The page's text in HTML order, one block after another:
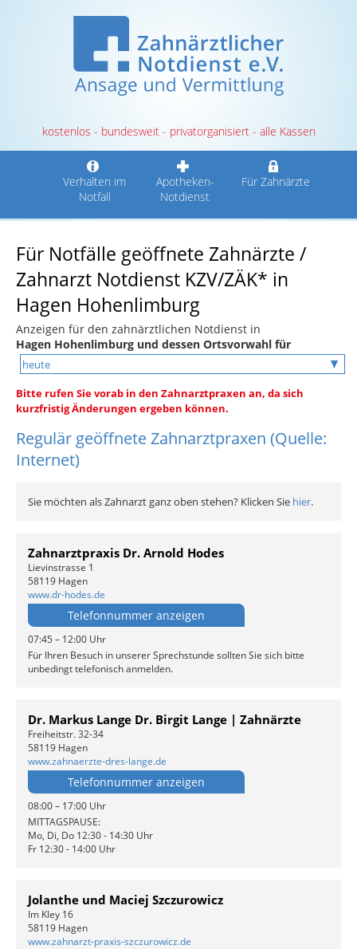
kostenlos - bundesweit - privatorganisiert - alle Kassen
Verhalten im
Notfall
Apotheken-
Notdienst
Für Zahnärzte
Für Notfälle geöffnete Zahnärzte /
Zahnarzt Notdienst KZV/ZÄK* in
Hagen Hohenlimburg
Anzeigen für den zahnärztlichen Notdienst in
Hagen Hohenlimburg und dessen Ortsvorwahl für
Bitte rufen Sie vorab in den Zahnarztpraxen an, da sich
kurzfristig Änderungen ergeben können.
Regulär geöffnete Zahnarztpraxen (Quelle:
Internet)
Sie möchten als Zahnarzt ganz oben stehen? Klicken Sie hier.
Zahnarztpraxis Dr. Arnold Hodes
Lievinstrasse 1
58119 Hagen
www.dr-hodes.de
Telefonnummer anzeigen
07:45 – 12:00 Uhr
Für Ihren Besuch in unserer Sprechstunde sollten Sie sich bitte
unbedingt telefonisch anmelden.
Dr. Markus Lange Dr. Birgit Lange | Zahnärzte
Freiheitstr. 32-34
58119 Hagen
www.zahnaerzte-dres-lange.de
Telefonnummer anzeigen
08:00 – 17:00 Uhr
MITTAGSPAUSE:
Mo, Di, Do 12:30 - 14:30 Uhr
Fr 12:30 - 14:00 Uhr
Jolanthe und Maciej Szczurowicz
Im Kley 16
58119 Hagen
www.zahnarzt-praxis-szczurowicz.de